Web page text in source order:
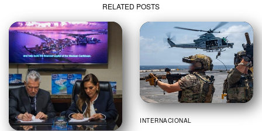
RELATED POSTS
INTERNACIONAL